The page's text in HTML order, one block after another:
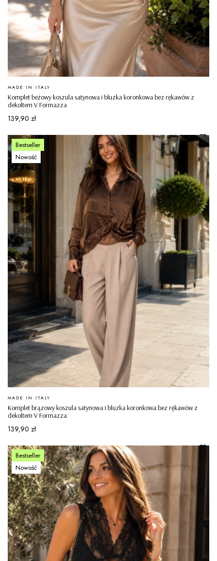
Komplet beżowy koszula satynowa i bluzka koronkowa bez rękawów z
dekoltem V Formazza
PRODUCENT
MADE IN ITALY
Cena
139,90 zł
Bestseller
Nowość
Komplet brązowy koszula satynowa i bluzka koronkowa bez rękawów z
dekoltem V Formazza
PRODUCENT
MADE IN ITALY
Cena
139,90 zł
Bestseller
Nowość